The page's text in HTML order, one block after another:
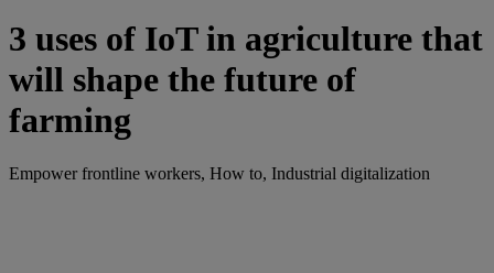
3 uses of IoT in agriculture that
will shape the future of
farming
Empower frontline workers, How to, Industrial digitalization